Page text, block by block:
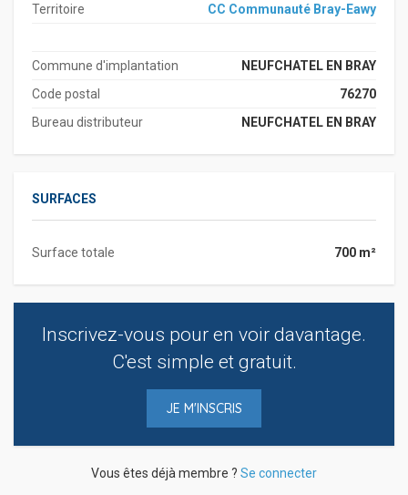
Territoire CC Communauté Bray-Eawy
Commune d'implantation
NEUFCHATEL EN BRAY
Code postal
76270
Bureau distributeur
NEUFCHATEL EN BRAY
SURFACES
Surface totale 700 m²
Inscrivez-vous pour en voir davantage.
C'est simple et gratuit.
JE M'INSCRIS
Vous êtes déjà membre ? Se connecter